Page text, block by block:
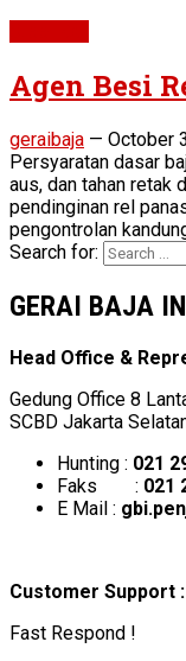
Agen Besi
geraibaja — October
Persyaratan dasar
aus, dan tahan retak
pendinginan rel
pengontrolan
Search for:
GERAI BAJA
Head Office &
Gedung Office 8
SCBD Jakarta
Hunting : 021
Faks : 021
E Mail :
Customer Support :
Fast Respond !